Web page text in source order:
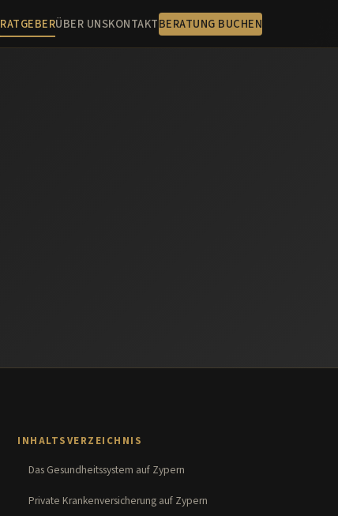
RATGEBERÜBER UNSKONTAKTBERATUNG BUCHEN
INHALTSVERZEICHNIS
Das Gesundheitssystem auf Zypern
Private Krankenversicherung auf Zypern